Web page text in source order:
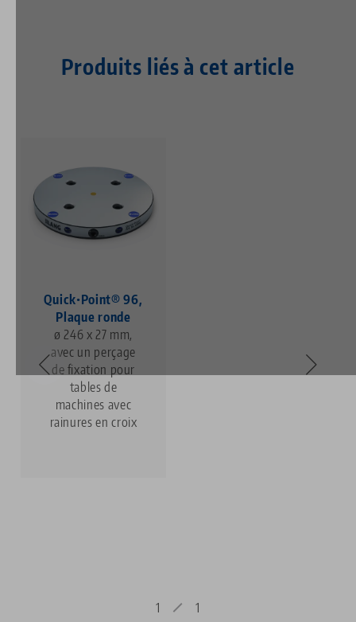
Produits liés à cet article
Quick•Point® 96,
Plaque ronde
ø 246 x 27 mm,
avec un perçage
de fixation pour
tables de
machines avec
rainures en croix
1 1